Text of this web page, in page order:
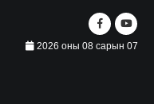
2026 оны 08 сарын 07